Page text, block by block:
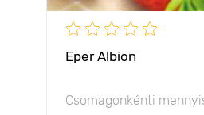
Eper Albion
Csomagonkénti